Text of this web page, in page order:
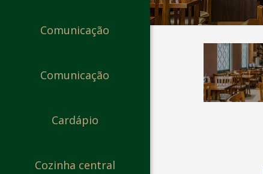
Comunicação
Comunicação
Cardápio
Cozinha central